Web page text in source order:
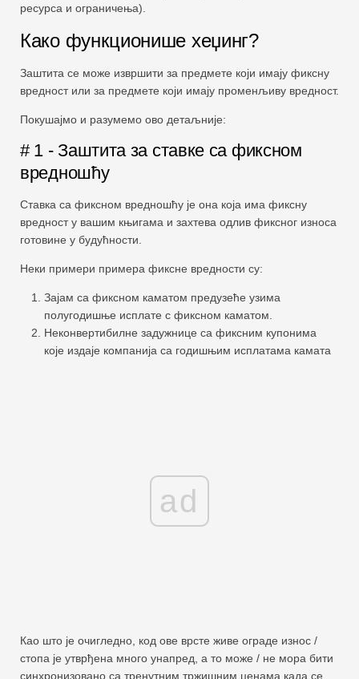
ресурса и ограничења).
Како функционише хеџинг?
Заштита се може извршити за предмете који имају фиксну
вредност или за предмете који имају променљиву вредност.
Покушајмо и разумемо ово детаљније:
# 1 - Заштита за ставке са фиксном
вредношћу
Ставка са фиксном вредношћу је она која има фиксну
вредност у вашим књигама и захтева одлив фиксног износа
готовине у будућности.
Неки примери примера фиксне вредности су:
Зајам са фиксном каматом предузеће узима
полугодишње исплате с фиксном каматом.
Неконвертибилне задужнице са фиксним купонима
које издаје компанија са годишњим исплатама камата
ad
Као што је очигледно, код ове врсте живе ограде износ /
стопа је утврђена много унапред, а то може / не мора бити
синхронизовано са тренутним тржишним ценама када се